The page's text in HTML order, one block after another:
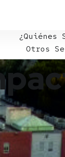
¿Quiénes
Otros